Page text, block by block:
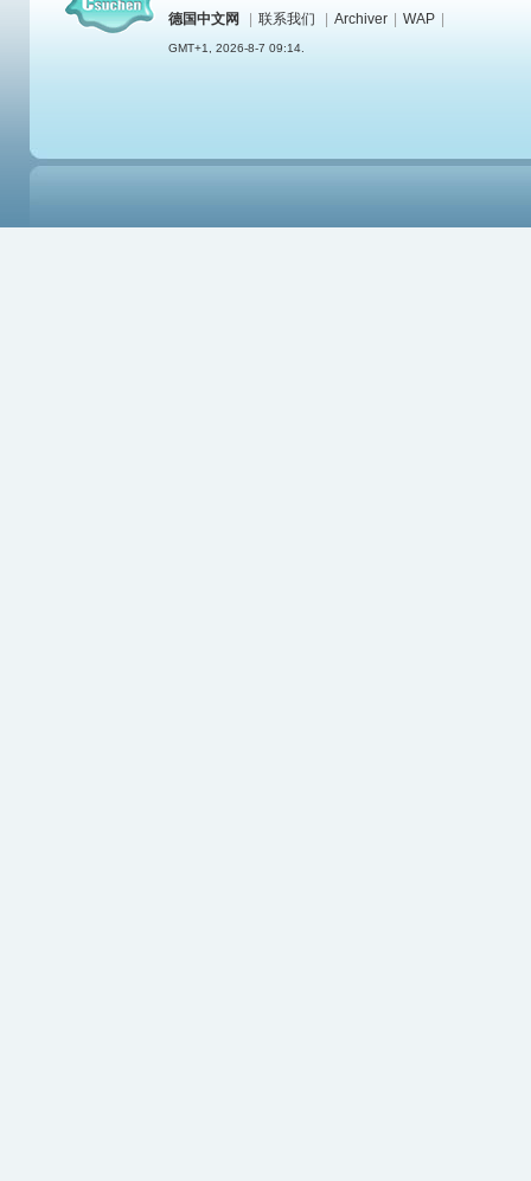
德国中文网
联系我们 Archiver WAP
GMT+1, 2026-8-7 09:14.